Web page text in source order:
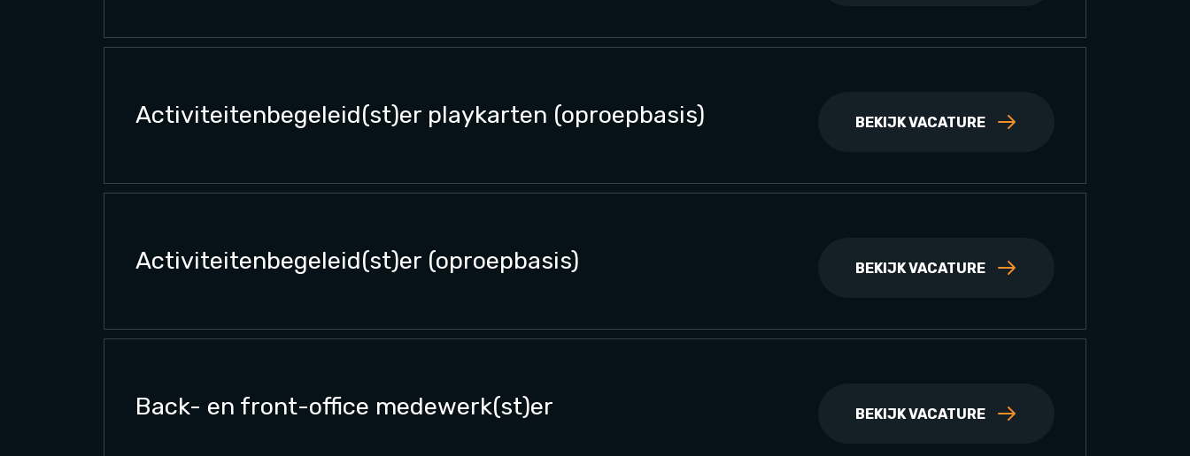
Activiteitenbegeleid(st)er playkarten (oproepbasis) BEKIJK VACATURE
Activiteitenbegeleid(st)er (oproepbasis) BEKIJK VACATURE
Back- en front-office medewerk(st)er BEKIJK VACATURE